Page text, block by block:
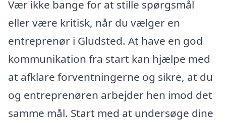
Vær ikke bange for at stille spørgsmål
eller være kritisk, når du vælger en
entreprenør i Gludsted. At have en god
kommunikation fra start kan hjælpe med
at afklare forventningerne og sikre, at du
og entreprenøren arbejder hen imod det
samme mål. Start med at undersøge dine